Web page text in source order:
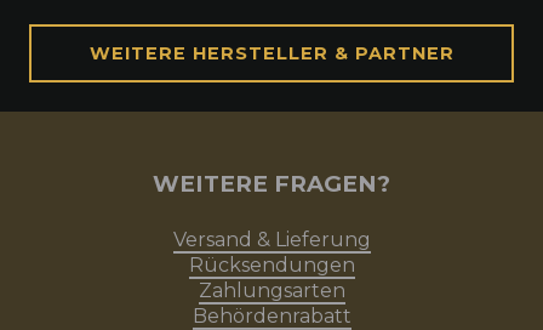
WEITERE HERSTELLER & PARTNER
WEITERE FRAGEN?
Versand & Lieferung
Rücksendungen
Zahlungsarten
Behördenrabatt